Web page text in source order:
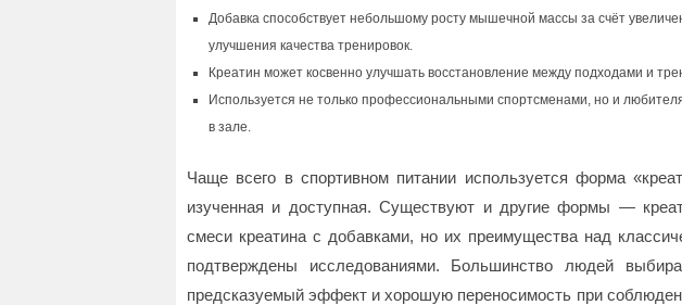
Добавка способствует небольшому росту мышечной массы за счёт
улучшения качества тренировок.
Креатин может косвенно улучшать восстановление между подходами и
Используется не только профессиональными спортсменами, но и
в зале.
Чаще всего в спортивном питании используется форма
изученная и доступная. Существуют и другие формы —
смеси креатина с добавками, но их преимущества над
подтверждены исследованиями. Большинство людей
предсказуемый эффект и хорошую переносимость при